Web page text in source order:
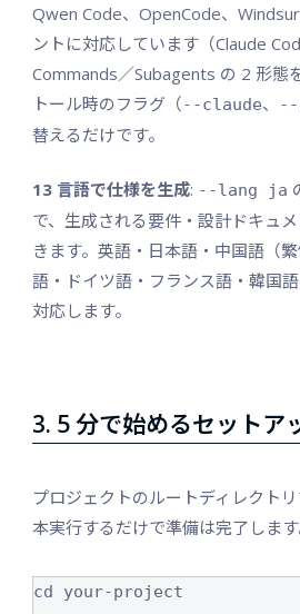
Qwen Code、OpenCode、
ントに対応しています（Claude
Commands／Subagents の 2 形態
トール時のフラグ（--claude、 --
替えるだけです。
13 言語で仕様を生成: --lang ja
で、生成される要件・設計ドキュ
きます。英語・日本語・中国語（
語・ドイツ語・フランス語・韓国
対応します。
3. 5 分で始めるセットア
プロジェクトのルートディレクト
本実行するだけで準備は完了します
cd your-project